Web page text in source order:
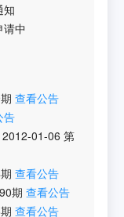
知
请中
期 查看公告
告
2012-01-06 第
期 查看公告
期 查看公告
期 查看公告